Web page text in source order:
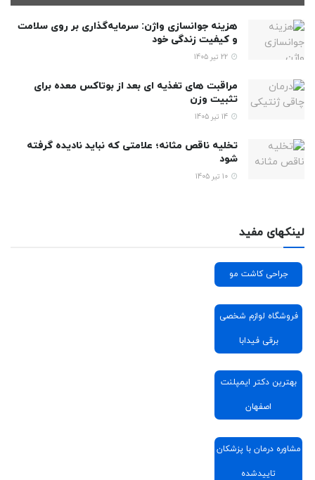
هزینه جوانسازی واژن: سرمایه‌گذاری بر روی سلامت
و کیفیت زندگی خود
مراقبت های تغذیه ای بعد از بوتاکس معده برای
تثبیت وزن
تخلیه ناقص مثانه؛ علامتی که نباید نادیده گرفته
شود
لینکهای مفید
جراحی کاشت مو
فروشگاه لوازم شخصی
برقی فیدابا
بهترین دکتر ایمپلنت
اصفهان
مشاوره درمان با پزشکان
تاییدشده